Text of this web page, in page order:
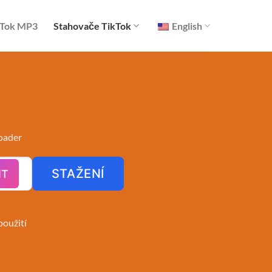
MP3 Stahovače TikTok English
STAŽENÍ